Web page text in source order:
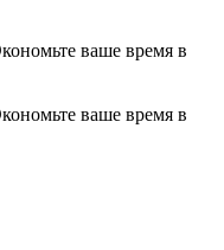
ваше время в
ваше время в